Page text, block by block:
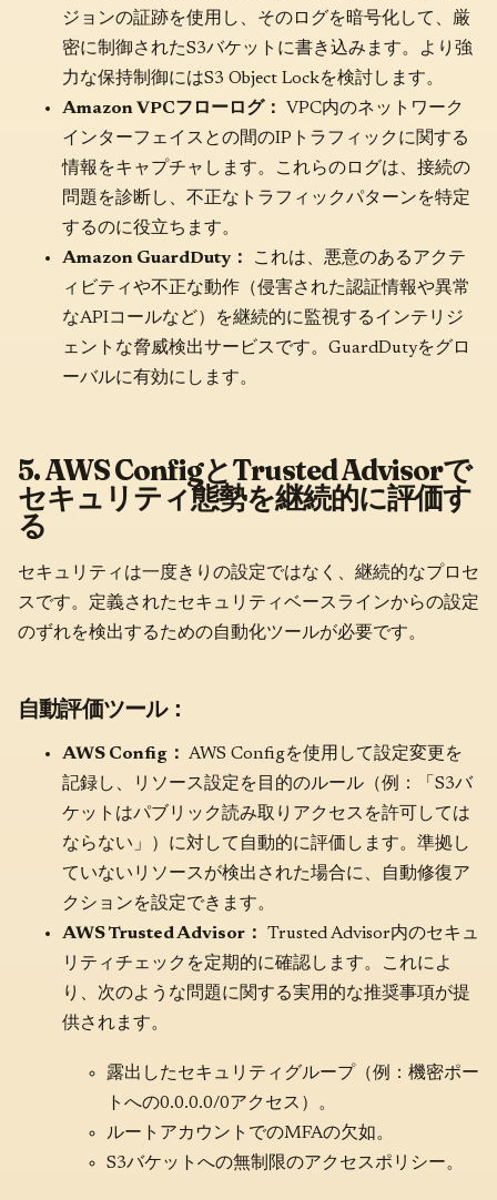
ジョンの証跡を使用し、そのログを暗号化して、厳
密に制御されたS3バケットに書き込みます。より強
力な保持制御にはS3 Object Lockを検討します。
Amazon VPCフローログ：
VPC内のネットワーク
インターフェイスとの間のIPトラフィックに関する
情報をキャプチャします。これらのログは、接続の
問題を診断し、不正なトラフィックパターンを特定
するのに役立ちます。
Amazon GuardDuty：
これは、悪意のあるアクテ
ィビティや不正な動作（侵害された認証情報や異常
なAPIコールなど）を継続的に監視するインテリジ
ェントな脅威検出サービスです。GuardDutyをグロ
ーバルに有効にします。
5. AWS ConfigとTrusted Advisorで
セキュリティ態勢を継続的に評価す
る
セキュリティは一度きりの設定ではなく、継続的なプロセ
スです。定義されたセキュリティベースラインからの設定
のずれを検出するための自動化ツールが必要です。
自動評価ツール：
AWS Config： AWS Configを使用して設定変更を
記録し、リソース設定を目的のルール（例：「S3バ
ケットはパブリック読み取りアクセスを許可しては
ならない」）に対して自動的に評価します。準拠し
ていないリソースが検出された場合に、自動修復ア
クションを設定できます。
AWS Trusted Advisor：
Trusted Advisor内のセキュ
リティチェックを定期的に確認します。これによ
り、次のような問題に関する実用的な推奨事項が提
供されます。
露出したセキュリティグループ（例：機密ポー
トへの0.0.0.0/0アクセス）。
ルートアカウントでのMFAの欠如。
S3バケットへの無制限のアクセスポリシー。